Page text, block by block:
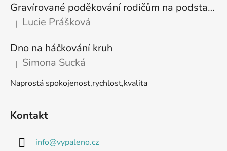
Gravírované poděkování rodičům na podstavci
Hodnocení produktu je 5 z 5 hvězdiček.
| Lucie Prášková
Dno na háčkování kruh
Hodnocení produktu je 5 z 5 hvězdiček.
| Simona Sucká
Naprostá spokojenost,rychlost,kvalita
Kontakt
info@vypaleno.cz